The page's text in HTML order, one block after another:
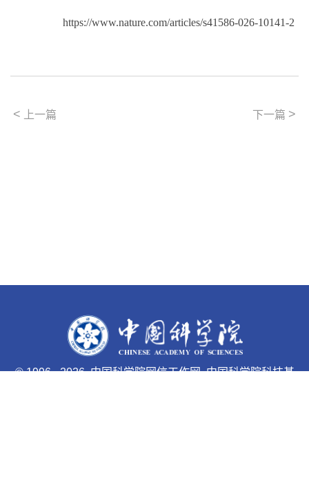
https://www.nature.com/articles/s41586-026-10141-2
< 上一篇 下一篇 >
© 1996 -2026 中国科学院网信工作网 中国科学院科技基